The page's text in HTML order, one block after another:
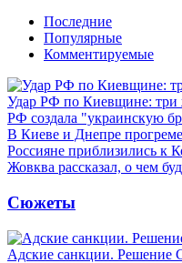
Последние
Популярные
Комментируемые
Удар РФ по Киевщине: три
РФ создала "украинскую
В Киеве и Днепре
Россияне приблизились к
Жовква рассказал, о чем
Сюжеты
Адские санкции. Решение